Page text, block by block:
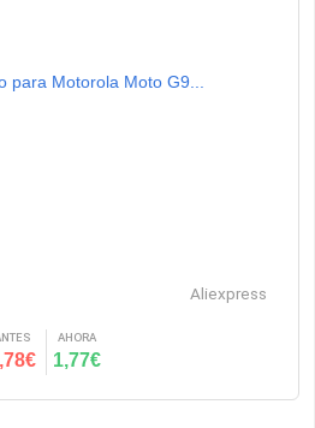
para Motorola Moto G9...
Aliexpress
AHORA
1,77€